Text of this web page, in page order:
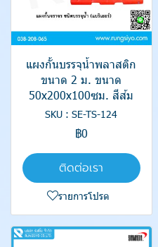
แผงกั้นบรรจุน้ำพลาสติก
ขนาด 2 ม. ขนาด
50x200x100ซม. สีส้ม
SKU : SE-TS-124
฿0
ติดต่อเรา
รายการโปรด